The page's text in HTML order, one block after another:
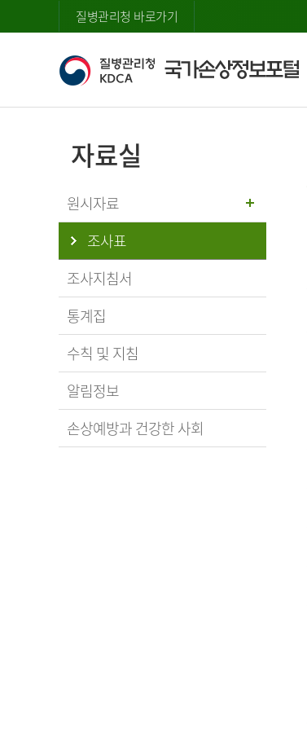
질병관리청 바로가기
자료실
원시자료
조사표
조사지침서
통계집
수칙 및 지침
알림정보
손상예방과 건강한 사회